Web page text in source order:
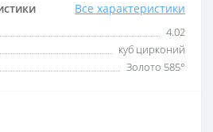
Все характеристики
4.02
куб цирконий
Золото 585°